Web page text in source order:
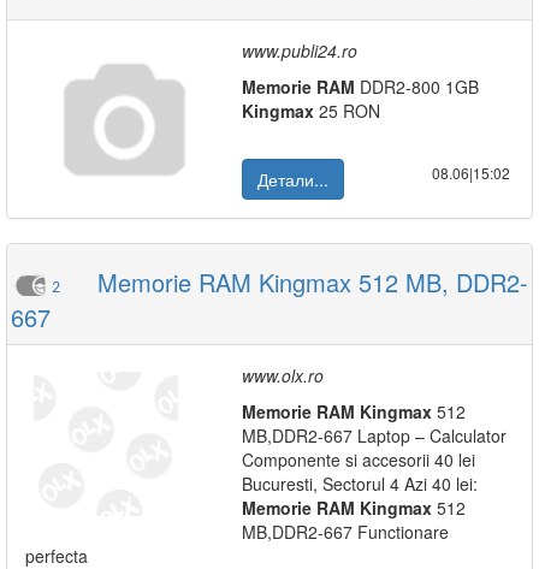
www.publi24.ro
Memorie RAM DDR2-800 1GB
Kingmax 25 RON
Детали... 08.06|15:02
2
Memorie RAM Kingmax 512 MB, DDR2-
667
www.olx.ro
Memorie RAM Kingmax 512
MB,DDR2-667 Laptop – Calculator
Componente si accesorii 40 lei
Bucuresti, Sectorul 4 Azi 40 lei:
Memorie RAM Kingmax 512
MB,DDR2-667 Functionare
perfecta